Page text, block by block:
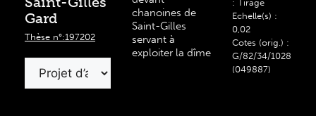
Gard
Thèse n°:197202
chanoines de
Saint-Gilles
servant à
exploiter la dîme
: Tirage
Echelle(s) :
0,02
Cotes (orig.) :
G/82/34/1028
(049887)